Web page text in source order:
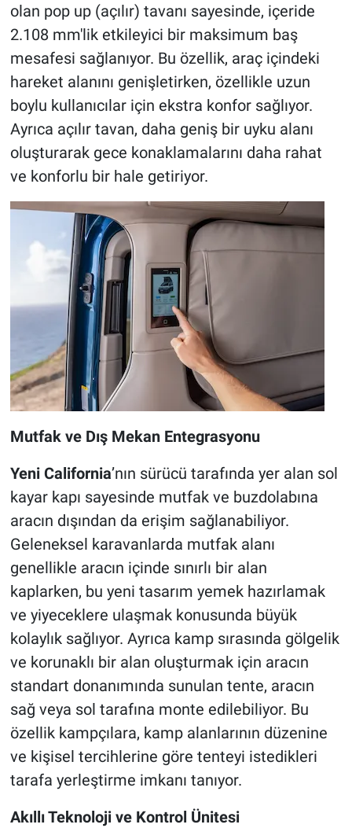
olan pop up (açılır) tavanı sayesinde, içeride
2.108 mm'lik etkileyici bir maksimum baş
mesafesi sağlanıyor. Bu özellik, araç içindeki
hareket alanını genişletirken, özellikle uzun
boylu kullanıcılar için ekstra konfor sağlıyor.
Ayrıca açılır tavan, daha geniş bir uyku alanı
oluşturarak gece konaklamalarını daha rahat
ve konforlu bir hale getiriyor.
Mutfak ve Dış Mekan Entegrasyonu
Yeni California’nın sürücü tarafında yer alan sol
kayar kapı sayesinde mutfak ve buzdolabına
aracın dışından da erişim sağlanabiliyor.
Geleneksel karavanlarda mutfak alanı
genellikle aracın içinde sınırlı bir alan
kaplarken, bu yeni tasarım yemek hazırlamak
ve yiyeceklere ulaşmak konusunda büyük
kolaylık sağlıyor. Ayrıca kamp sırasında gölgelik
ve korunaklı bir alan oluşturmak için aracın
standart donanımında sunulan tente, aracın
sağ veya sol tarafına monte edilebiliyor. Bu
özellik kampçılara, kamp alanlarının düzenine
ve kişisel tercihlerine göre tenteyi istedikleri
tarafa yerleştirme imkanı tanıyor.
Akıllı Teknoloji ve Kontrol Ünitesi